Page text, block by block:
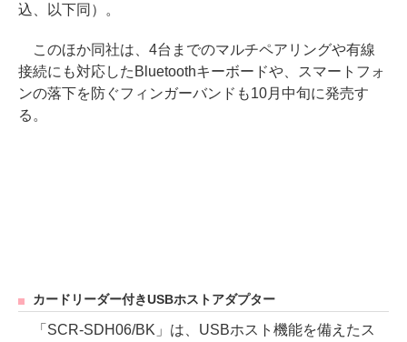
込、以下同）。
このほか同社は、4台までのマルチペアリングや有線
接続にも対応したBluetoothキーボードや、スマートフォ
ンの落下を防ぐフィンガーバンドも10月中旬に発売す
る。
カードリーダー付きUSBホストアダプター
「SCR-SDH06/BK」は、USBホスト機能を備えたス